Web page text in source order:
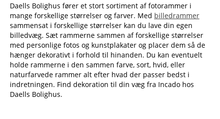
Daells Bolighus fører et stort sortiment af fotorammer i
mange forskellige størrelser og farver. Med billedrammer
sammensat i forskellige størrelser kan du lave din egen
billedvæg. Sæt rammerne sammen af forskellige størrelser
med personlige fotos og kunstplakater og placer dem så de
hænger dekorativt i forhold til hinanden. Du kan eventuelt
holde rammerne i den sammen farve, sort, hvid, eller
naturfarvede rammer alt efter hvad der passer bedst i
indretningen. Find dekoration til din væg fra Incado hos
Daells Bolighus.